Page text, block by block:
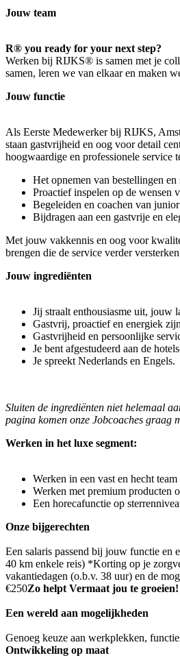
Jouw team
R® you ready for your next step?
Werken bij RIJKS® is samen met je
samen, leren we van elkaar en maken
Jouw functie
Als Eerste Medewerker bij RIJKS,
staan gastvrijheid en oog voor detail
hoogwaardige en professionele service
Het opnemen van bestellingen
Proactief inspelen op de wensen
Begeleiden en coachen van
Bijdragen aan een gastvrije en
Met jouw vakkennis en oog voor
brengen die de service verder
Jouw ingrediënten
Jij straalt enthousiasme uit, jouw
Gastvrij, proactief en energiek
Gastvrijheid en persoonlijke
Je bent afgestudeerd aan de
Je spreekt Nederlands en Engels.
Sluiten de ingrediënten niet helemaal
pagina komen onze Jobcoaches graag
Werken in het luxe segment:
Werken in een vast en hecht
Werken met premium producten
Een horecafunctie op
Onze bijgerechten
Een salaris passend bij jouw functie
40 km enkele reis) *Korting op je
vakantiedagen (o.b.v. 38 uur) en de
€250Zo helpt Vermaat jou te groeien!
Een wereld aan mogelijkheden
Genoeg keuze aan werkplekken,
Ontwikkeling op maat